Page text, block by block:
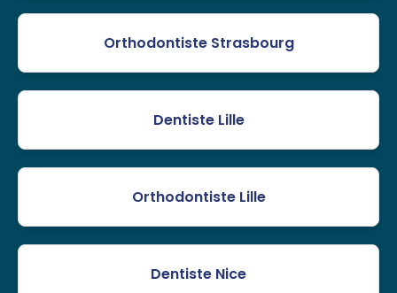
Orthodontiste Strasbourg
Dentiste Lille
Orthodontiste Lille
Dentiste Nice